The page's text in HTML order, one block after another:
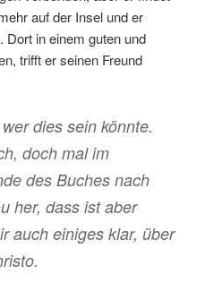
auf der Insel und er
in einem guten und
trifft er seinen Freund
dies sein könnte.
doch mal im
des Buches nach
her, dass ist aber
auch einiges klar, über